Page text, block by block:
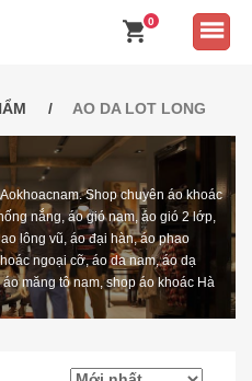
0
AO DA LOT LONG
Shop chuyên áo khoác
nắng, áo gió nam, áo gió 2 lớp,
lông vũ, áo đại hàn, áo phao
ngoại cỡ, áo da nam, áo dạ
măng tô nam, shop áo khoác Hà